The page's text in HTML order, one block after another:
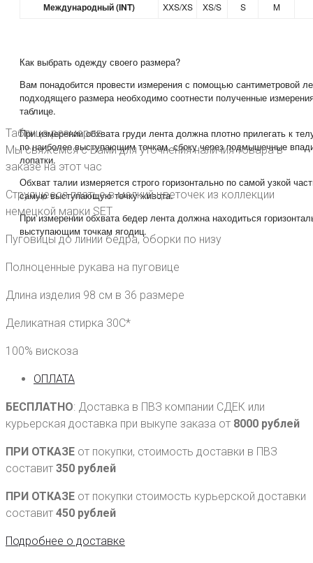
Международный (INT) XXS/XS XS/S S M
Как выбрать одежду своего размера?
Вам понадобится провести измерения с помощью сантиметровой
подходящего размера необходимо соотнести полученные
таблице.
При измерении обхвата груди лента должна плотно прилегать к
по наиболее выступающим точкам, сбоку через подмышечные
лопатки.
Обхват талии измеряется строго горизонтально по самой узкой
самую выступающую точку живота.
При измерении обхвата бедер лента должна находиться
выступающим точкам ягодиц.
Таблица размеров
Мы свяжемся с Вами для уточнения наличия товара в
заказе на этот час
Струящееся платье в мелкий цветочек из коллекции
немецкой марки SET
Пуговицы до линии бедра, оборки по низу
Полноценные рукава на пуговице
Длина изделия 98 см в 36 размере
Деликатная стирка 30С*
100% вискоза
ОПЛАТА
БЕСПЛАТНО: Доставка в ПВЗ компании СДЕК или
курьерская доставка при выкупе заказа от 8000 рублей
ПРИ ОТКАЗЕ от покупки, стоимость доставки в ПВЗ
составит 350 рублей
ПРИ ОТКАЗЕ от покупки стоимость курьерской доставки
составит 450 рублей
Подробнее о доставке